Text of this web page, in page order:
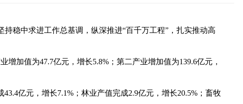
稳中求进工作总基调，纵深推进“百千万工程”，扎实推动高
加值为47.7亿元，增长5.8%；第二产业增加值为139.6亿元，
亿元，增长7.1%；林业产值完成2.9亿元，增长20.5%；畜牧